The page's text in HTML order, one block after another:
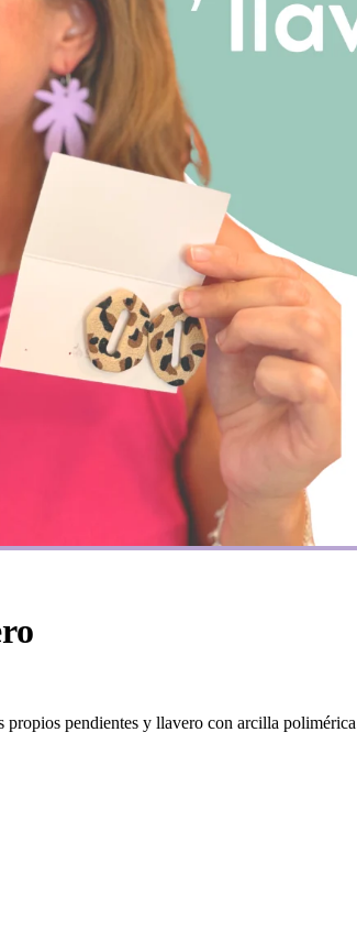
pendientes y llavero con arcilla